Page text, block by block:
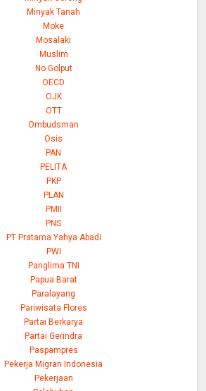
Minyak Tanah
Moke
Mosalaki
Muslim
No Golput
OECD
OJK
OTT
Ombudsman
Osis
PAN
PELITA
PKP
PLAN
PMII
PNS
PT Pratama Yahya Abadi
PWI
Panglima TNI
Papua Barat
Paralayang
Pariwisata Flores
Partai Berkarya
Partai Gerindra
Paspampres
Pekerja Migran Indonesia
Pekerjaan